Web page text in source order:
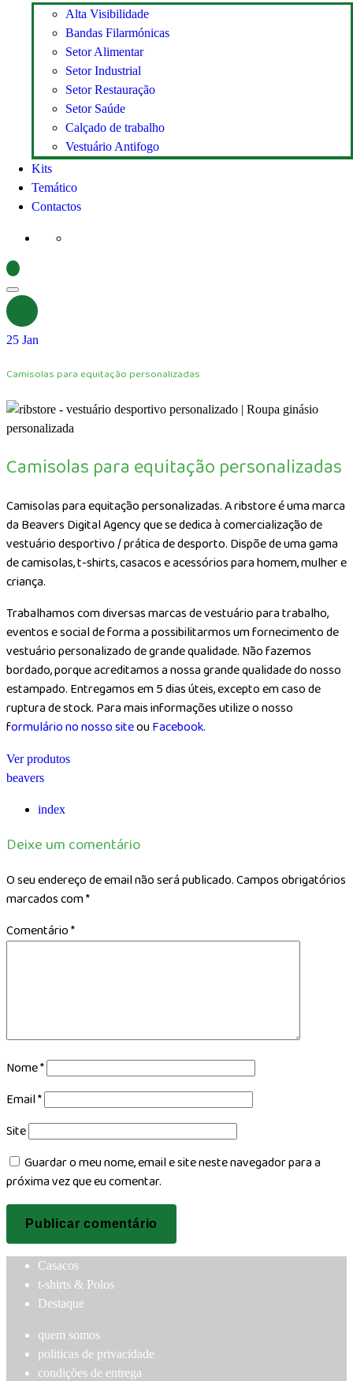
Alta Visibilidade
Bandas Filarmónicas
Setor Alimentar
Setor Industrial
Setor Restauração
Setor Saúde
Calçado de trabalho
Vestuário Antifogo
Kits
Temático
Contactos
25 Jan
Camisolas para equitação personalizadas
Camisolas para equitação personalizadas
Camisolas para equitação personalizadas. A ribstore é uma marca
da Beavers Digital Agency que se dedica à comercialização de
vestuário desportivo / prática de desporto. Dispõe de uma gama
de camisolas, t-shirts, casacos e acessórios para homem, mulher e
criança.
Trabalhamos com diversas marcas de vestuário para trabalho,
eventos e social de forma a possibilitarmos um fornecimento de
vestuário personalizado de grande qualidade. Não fazemos
bordado, porque acreditamos a nossa grande qualidade do nosso
estampado. Entregamos em 5 dias úteis, excepto em caso de
ruptura de stock. Para mais informações utilize o nosso
formulário no nosso siteouFacebook.
Ver produtos
beavers
index
Deixe um comentário
O seu endereço de email não será publicado.Campos obrigatórios
marcados com*
Comentário*
Nome*
Email*
Site
Guardar o meu nome, email e site neste navegador para a
próxima vez que eu comentar.
Casacos
t-shirts & Polos
Destaque
quem somos
politicas de privacidade
condições de entrega